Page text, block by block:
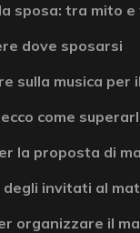
sposa: tra mito e
dove sposarsi
sulla musica per
come
la proposta di
invitati al
organizzare il